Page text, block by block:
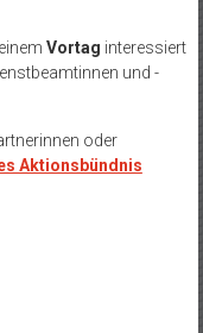
Vortag interessiert
und -
oder
Aktionsbündnis